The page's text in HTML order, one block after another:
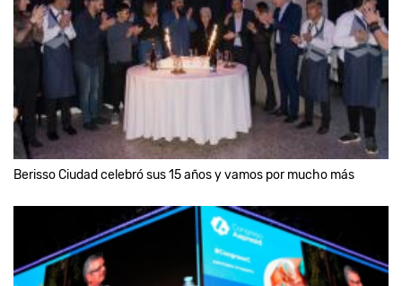
Berisso Ciudad celebró sus 15 años y vamos por mucho más